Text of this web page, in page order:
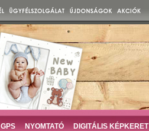
GPS NYOMTATÓ DIGITÁLIS KÉPKERET